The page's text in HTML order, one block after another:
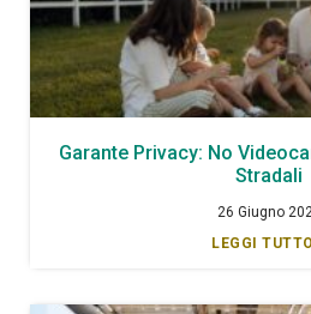
Garante Privacy: No
Stradali
26 Giugno
LEGGI